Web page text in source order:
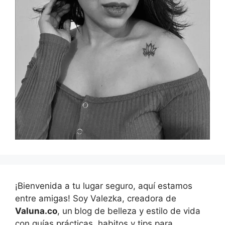
¡Bienvenida a tu lugar seguro, aquí estamos
entre amigas! Soy Valezka, creadora de
Valuna.co, un blog de belleza y estilo de vida